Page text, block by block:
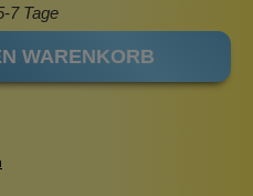
7 Tage
WARENKORB